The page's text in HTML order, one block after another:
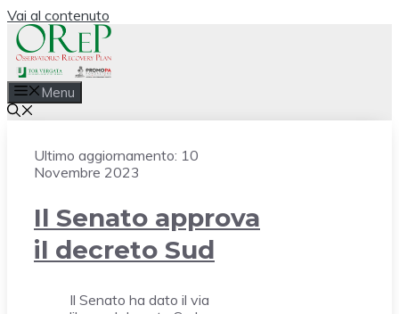
Vai al contenuto
Menu
Ultimo aggiornamento: 10
Novembre 2023
Il Senato approva
il decreto Sud
Il Senato ha dato il via